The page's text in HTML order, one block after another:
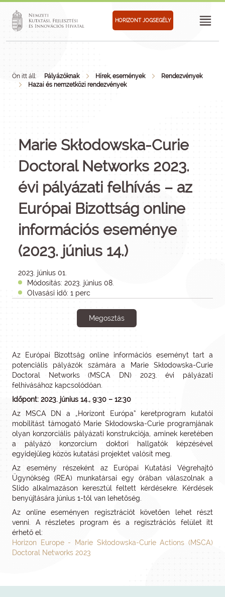
HORIZONT JOGSEGÉLY
Ön itt áll: Pályázóknak Hírek, események
Rendezvények
Hazai és nemzetközi rendezvények
Marie Skłodowska-Curie
Doctoral Networks 2023.
évi pályázati felhívás – az
Európai Bizottság online
információs eseménye
(2023. június 14.)
2023. június 01.
Módosítás: 2023. június 08.
Olvasási idő: 1 perc
Megosztás
Az Európai Bizottság online információs eseményt tart a
potenciális pályázók számára a Marie Skłodowska-Curie
Doctoral Networks (MSCA DN) 2023. évi pályázati
felhívásához kapcsolódóan.
Időpont: 2023. június 14., 9:30 – 12:30
Az MSCA DN a „Horizont Európa” keretprogram kutatói
mobilitást támogató Marie Skłodowska-Curie programjának
olyan konzorciális pályázati konstrukciója, aminek keretében
a pályázó konzorcium doktori hallgatók képzésével
egyidejűleg közös kutatási projektet valósít meg.
Az esemény részeként az Európai Kutatási Végrehajtó
Ügynökség (REA) munkatársai egy órában válaszolnak a
Slido alkalmazáson keresztül feltett kérdésekre. Kérdések
benyújtására június 1-től van lehetőség.
Az online eseményen regisztrációt követően lehet részt
venni. A részletes program és a regisztrációs felület itt
érhető el:
Horizon Europe - Marie Skłodowska-Curie Actions (MSCA)
Doctoral Networks 2023